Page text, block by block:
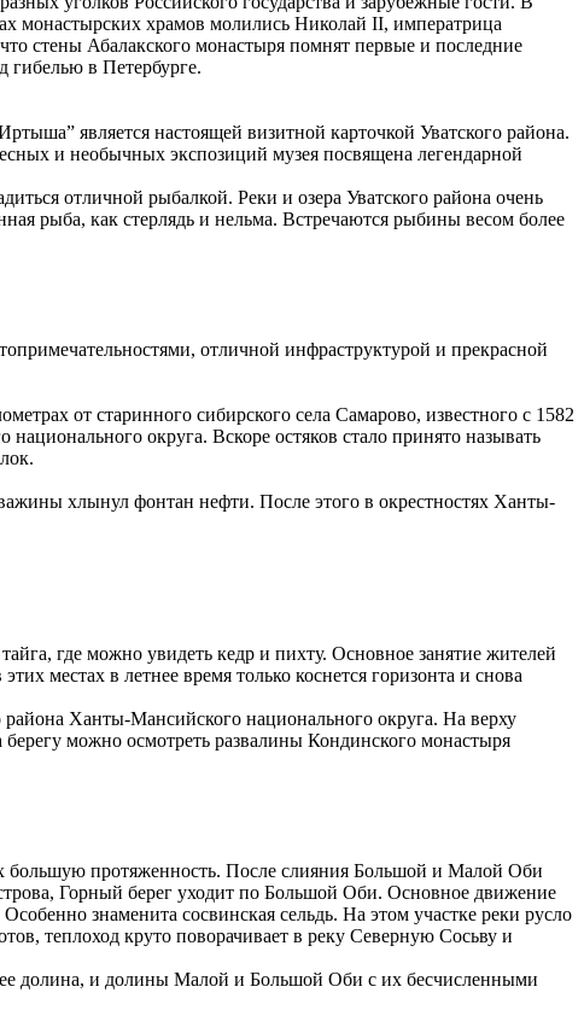
монастырских храмов молились Николай II, императрица
стены Абалакского монастыря помнят первые и последние
гибелью в Петербурге.
является настоящей визитной карточкой Уватского района.
и необычных экспозиций музея посвящена легендарной
отличной рыбалкой. Реки и озера Уватского района очень
рыба, как стерлядь и нельма. Встречаются рыбины весом более
отличной инфраструктурой и прекрасной
от старинного сибирского села Самарово, известного с 1582
округа. Вскоре остяков стало принято называть
хлынул фонтан нефти. После этого в окрестностях Ханты-
где можно увидеть кедр и пихту. Основное занятие жителей
местах в летнее время только коснется горизонта и снова
Ханты-Мансийского национального округа. На верху
можно осмотреть развалины Кондинского монастыря
большую протяженность. После слияния Большой и Малой Оби
Горный берег уходит по Большой Оби. Основное движение
знаменита сосвинская сельдь. На этом участке реки русло
теплоход круто поворачивает в реку Северную Сосьву и
ее долина, и долины Малой и Большой Оби с их бесчисленными